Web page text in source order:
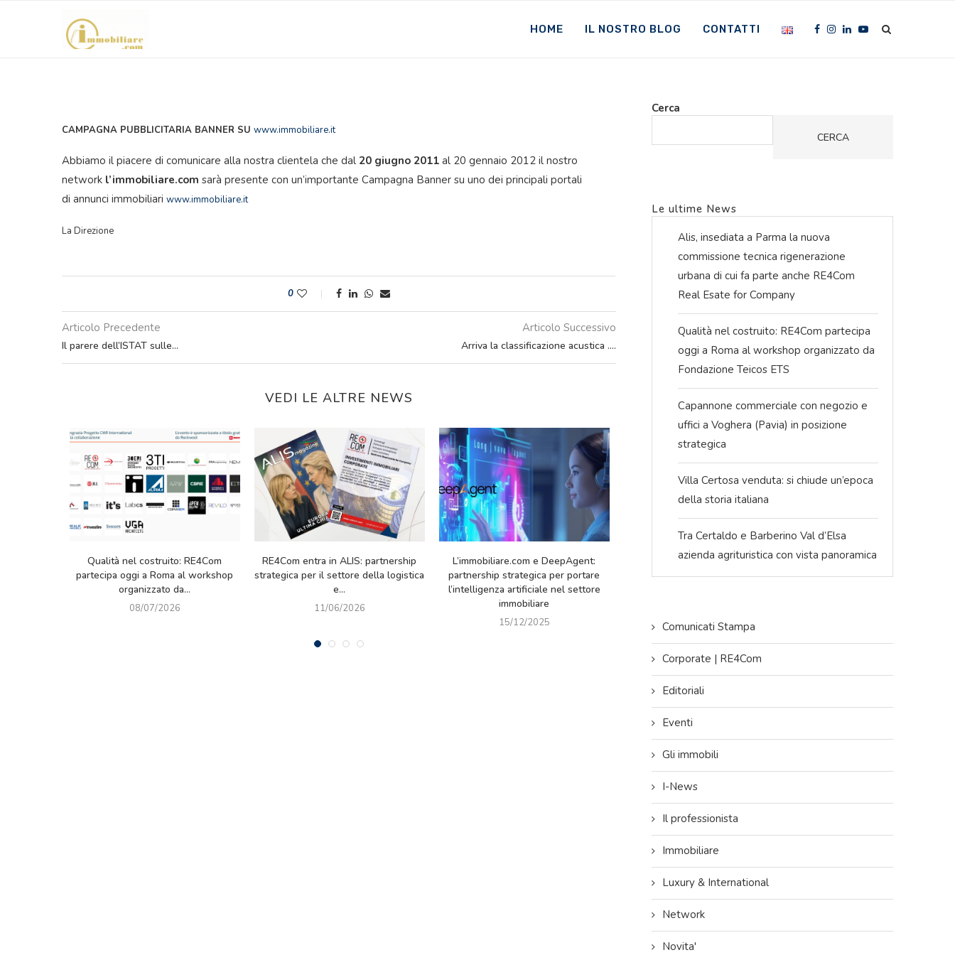
HOME IL NOSTRO BLOG CONTATTI
CAMPAGNA PUBBLICITARIA BANNER SU www.immobiliare.it
Abbiamo il piacere di comunicare alla nostra clientela che dal 20 giugno 2011 al 20 gennaio 2012 il nostro
network l’immobiliare.com sarà presente con un’importante Campagna Banner su uno dei principali portali
di annunci immobiliari www.immobiliare.it
La Direzione
0
Articolo Precedente
Il parere dell’ISTAT sulle…
Articolo Successivo
Arriva la classificazione acustica ….
VEDI LE ALTRE NEWS
in ALIS: partnership
settore della logistica
L’immobiliare.com e DeepAgent:
partnership strategica per portare
l’intelligenza artificiale nel settore
Re4com tra i relatori del SECONDO
FORUM NAZIONALE
SULL’INDUSTRIA DEI SERVIZI
IMMOBILIARI...
Le Agenzie Limmobiliare.com
protagoniste di una nuova Campagna
TV su SKY
Lancio del primo numero del Portfolio
Corporate Re4Com, il nuovo inserto
Re4Com, il
servizi Corporate
Cerca
CERCA
Le ultime News
Alis, insediata a Parma la nuova
commissione tecnica rigenerazione
urbana di cui fa parte anche RE4Com
Real Esate for Company
Qualità nel costruito: RE4Com partecipa
oggi a Roma al workshop organizzato da
Fondazione Teicos ETS
Capannone commerciale con negozio e
uffici a Voghera (Pavia) in posizione
strategica
Villa Certosa venduta: si chiude un’epoca
della storia italiana
Tra Certaldo e Barberino Val d’Elsa
azienda agrituristica con vista panoramica
Comunicati Stampa
Corporate | RE4Com
Editoriali
Eventi
Gli immobili
I-News
Il professionista
Immobiliare
Luxury & International
Network
Novita'